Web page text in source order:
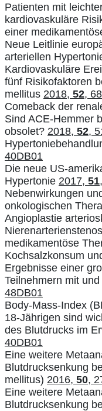
Patienten mit
kardiovaskuläre
einer
Neue Leitlinie
arteriellen
Kardiovaskuläre
fünf Risikofaktoren
mellitus 2018, 52, 68
Comeback der
Sind ACE-Hemmer
obsolet? 2018, 52,
40DB01
Die neue US-
Hypertonie 2017, 51
Nebenwirkungen
onkologischen
Angioplastie
medikamentöse
Kochsalzkonsum
Ergebnisse einer
Teilnehmern mit
48DB01
Body-Mass-Index
18-Jährigen sind
des Blutdrucks im
40DB01
Eine weitere
Blutdrucksenkung
mellitus) 2016, 50,
Eine weitere
Blutdrucksenkung